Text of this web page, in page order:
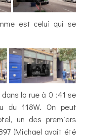
est celui qui se
la rue à 0 :41 se
du 118W. On peut
un des premiers
(Michael avait été